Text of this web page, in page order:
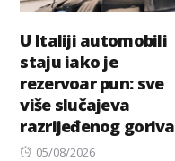
U Italiji automobili
staju iako je
rezervoar pun: sve
više slučajeva
razrijeđenog goriva
Posted
05/08/2026